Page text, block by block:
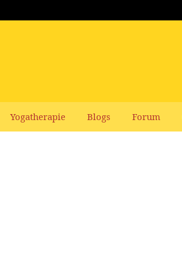
Yogatherapie Blogs Forum